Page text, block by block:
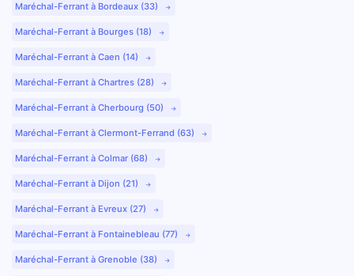
Maréchal-Ferrant à Bordeaux (33)
Maréchal-Ferrant à Bourges (18)
Maréchal-Ferrant à Caen (14)
Maréchal-Ferrant à Chartres (28)
Maréchal-Ferrant à Cherbourg (50)
Maréchal-Ferrant à Clermont-Ferrand (63)
Maréchal-Ferrant à Colmar (68)
Maréchal-Ferrant à Dijon (21)
Maréchal-Ferrant à Evreux (27)
Maréchal-Ferrant à Fontainebleau (77)
Maréchal-Ferrant à Grenoble (38)